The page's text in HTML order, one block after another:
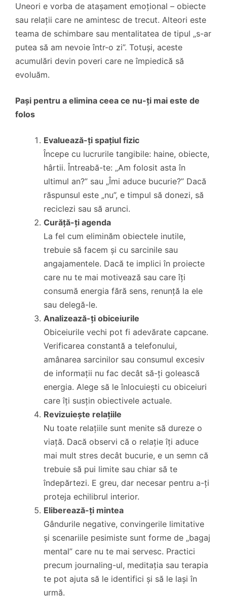
Uneori e vorba de atașament emoțional – obiecte
sau relații care ne amintesc de trecut. Alteori este
teama de schimbare sau mentalitatea de tipul „s-ar
putea să am nevoie într-o zi”. Totuși, aceste
acumulări devin poveri care ne împiedică să
evoluăm.
Pași pentru a elimina ceea ce nu-ți mai este de
folos
Evaluează-ți spațiul fizic
Începe cu lucrurile tangibile: haine, obiecte,
hârtii. Întreabă-te: „Am folosit asta în
ultimul an?” sau „Îmi aduce bucurie?” Dacă
răspunsul este „nu”, e timpul să donezi, să
reciclezi sau să arunci.
Curăță-ți agenda
La fel cum eliminăm obiectele inutile,
trebuie să facem și cu sarcinile sau
angajamentele. Dacă te implici în proiecte
care nu te mai motivează sau care îți
consumă energia fără sens, renunță la ele
sau delegă-le.
Analizează-ți obiceiurile
Obiceiurile vechi pot fi adevărate capcane.
Verificarea constantă a telefonului,
amânarea sarcinilor sau consumul excesiv
de informații nu fac decât să-ți golească
energia. Alege să le înlocuiești cu obiceiuri
care îți susțin obiectivele actuale.
Revizuiește relațiile
Nu toate relațiile sunt menite să dureze o
viață. Dacă observi că o relație îți aduce
mai mult stres decât bucurie, e un semn că
trebuie să pui limite sau chiar să te
îndepărtezi. E greu, dar necesar pentru a-ți
proteja echilibrul interior.
Eliberează-ți mintea
Gândurile negative, convingerile limitative
și scenariile pesimiste sunt forme de „bagaj
mental” care nu te mai servesc. Practici
precum journaling-ul, meditația sau terapia
te pot ajuta să le identifici și să le lași în
urmă.